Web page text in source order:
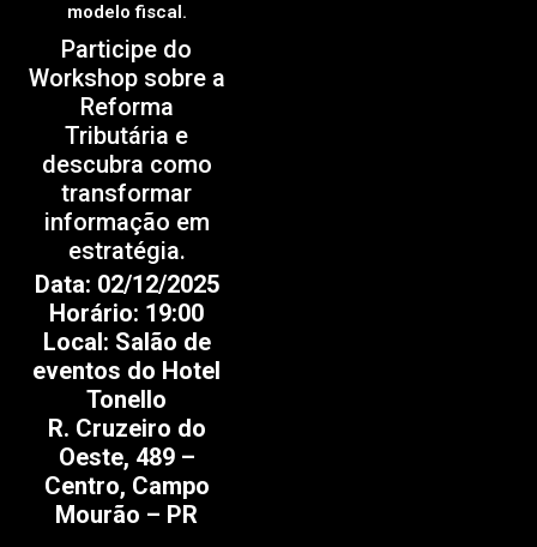
modelo fiscal.
Participe do
Workshop sobre a
Reforma
Tributária e
descubra como
transformar
informação em
estratégia.
Data: 02/12/2025
Horário: 19:00
Local: Salão de
eventos do Hotel
Tonello
R. Cruzeiro do
Oeste, 489 –
Centro, Campo
Mourão – PR